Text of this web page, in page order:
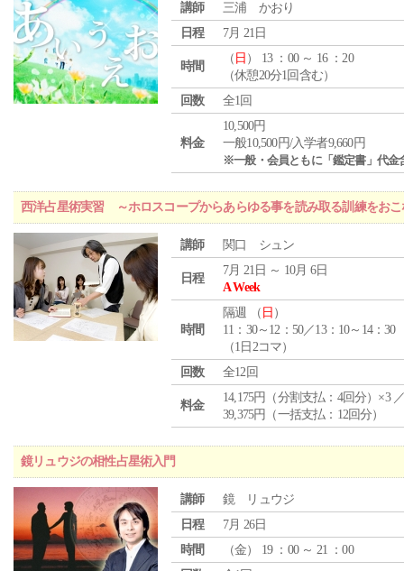
講師
三浦 かおり
日程
7月 21日
時間
（ 日 ） 13 ：00 ～ 16 ：20
（休憩20分1回含む）
回数
全1回
料金
10,500円
一般10,500円/入学者9,660円
※一般・会員ともに「鑑定書」代金
西洋占星術実習 ～ホロスコープからあらゆる事を読み取る訓練をおこ
講師 関口 シュン
日程
7月 21日 ～ 10月 6日
A Week
時間
隔週 （ 日 ）
11：30～12：50／13：10～14：30
（1日2コマ）
回数
全12回
料金
14,175円（分割支払：4回分）×3
39,375円（一括支払：12回分）
鏡リュウジの相性占星術入門
講師
鏡 リュウジ
日程
7月 26日
時間
（金） 19 ：00 ～ 21 ：00